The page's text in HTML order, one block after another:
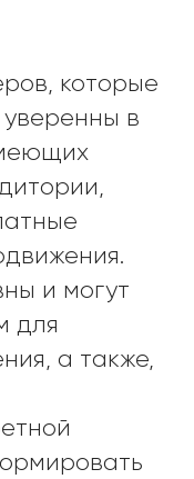
которые
в
и могут
для
а также,